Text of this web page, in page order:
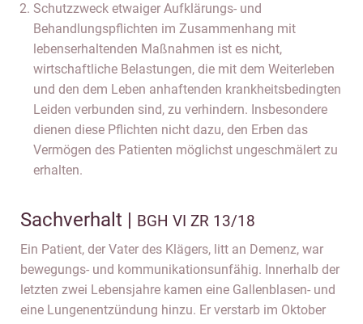
Schutzzweck etwaiger Aufklärungs- und
Behandlungspflichten im Zusammenhang mit
lebenserhaltenden Maßnahmen ist es nicht,
wirtschaftliche Belastungen, die mit dem Weiterleben
und den dem Leben anhaftenden krankheitsbedingten
Leiden verbunden sind, zu verhindern. Insbesondere
dienen diese Pflichten nicht dazu, den Erben das
Vermögen des Patienten möglichst ungeschmälert zu
erhalten.
Sachverhalt | BGH VI ZR 13/18
Ein Patient, der Vater des Klägers, litt an Demenz, war
bewegungs- und kommunikationsunfähig. Innerhalb der
letzten zwei Lebensjahre kamen eine Gallenblasen- und
eine Lungenentzündung hinzu. Er verstarb im Oktober